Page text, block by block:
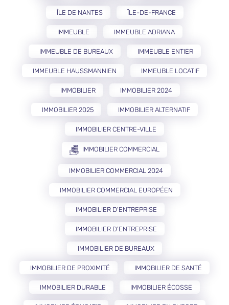
ÎLE DE NANTES ÎLE-DE-FRANCE
IMMEUBLE IMMEUBLE ADRIANA
IMMEUBLE DE BUREAUX IMMEUBLE ENTIER
IMMEUBLE HAUSSMANNIEN IMMEUBLE LOCATIF
IMMOBILIER IMMOBILIER 2024
IMMOBILIER 2025 IMMOBILIER ALTERNATIF
IMMOBILIER CENTRE-VILLE
IMMOBILIER COMMERCIAL
IMMOBILIER COMMERCIAL 2024
IMMOBILIER COMMERCIAL EUROPÉEN
IMMOBILIER D'ENTREPRISE
IMMOBILIER D’ENTREPRISE
IMMOBILIER DE BUREAUX
IMMOBILIER DE PROXIMITÉ IMMOBILIER DE SANTÉ
IMMOBILIER DURABLE IMMOBILIER ÉCOSSE